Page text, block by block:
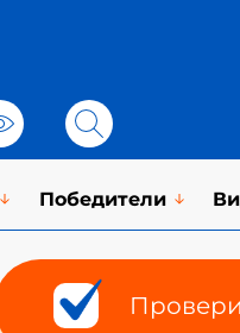
Победители